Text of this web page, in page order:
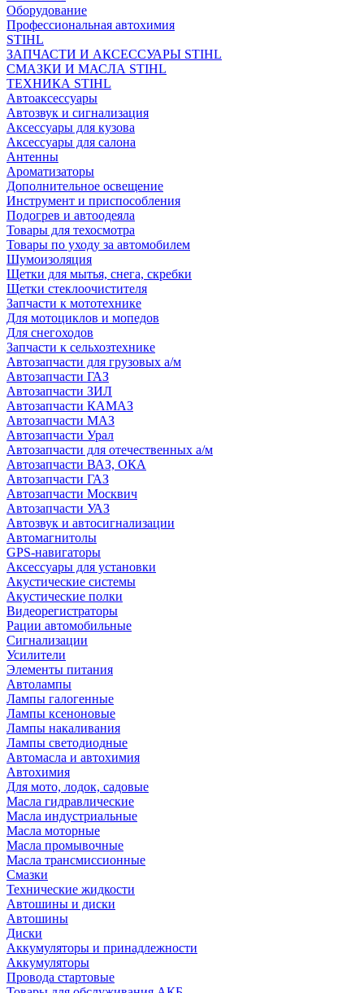
Оборудование
Профессиональная автохимия
STIHL
ЗАПЧАСТИ И АКСЕССУАРЫ STIHL
СМАЗКИ И МАСЛА STIHL
ТЕХНИКА STIHL
Автоаксессуары
Автозвук и сигнализация
Аксессуары для кузова
Аксессуары для салона
Антенны
Ароматизаторы
Дополнительное освещение
Инструмент и приспособления
Подогрев и автоодеяла
Товары для техосмотра
Товары по уходу за автомобилем
Шумоизоляция
Щетки для мытья, снега, скребки
Щетки стеклоочистителя
Запчасти к мототехнике
Для мотоциклов и мопедов
Для снегоходов
Запчасти к сельхозтехнике
Автозапчасти для грузовых а/м
Автозапчасти ГАЗ
Автозапчасти ЗИЛ
Автозапчасти КАМАЗ
Автозапчасти МАЗ
Автозапчасти Урал
Автозапчасти для отечественных а/м
Автозапчасти ВАЗ, ОКА
Автозапчасти ГАЗ
Автозапчасти Москвич
Автозапчасти УАЗ
Автозвук и автосигнализации
Автомагнитолы
GPS-навигаторы
Аксессуары для установки
Акустические системы
Акустические полки
Видеорегистраторы
Рации автомобильные
Сигнализации
Усилители
Элементы питания
Автолампы
Лампы галогенные
Лампы ксеноновые
Лампы накаливания
Лампы светодиодные
Автомасла и автохимия
Автохимия
Для мото, лодок, садовые
Масла гидравлические
Масла индустриальные
Масла моторные
Масла промывочные
Масла трансмиссионные
Смазки
Технические жидкости
Автошины и диски
Автошины
Диски
Аккумуляторы и принадлежности
Аккумуляторы
Провода стартовые